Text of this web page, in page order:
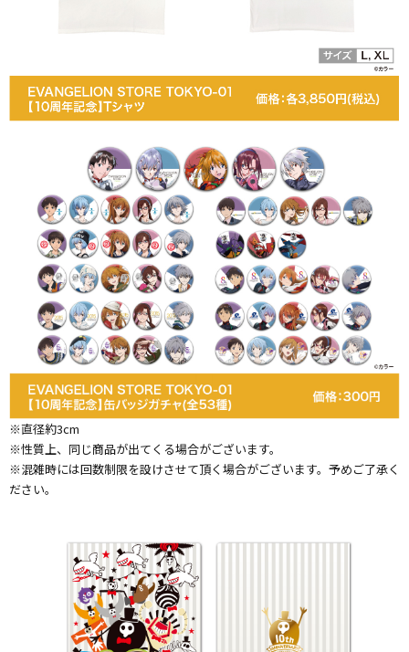
※直径約3cm
※性質上、同じ商品が出てくる場合がございます。
※混雑時には回数制限を設けさせて頂く場合がございます。予めご了承く
ださい。